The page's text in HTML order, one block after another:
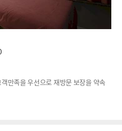
만족을 우선으로 재방문 보장을 약속